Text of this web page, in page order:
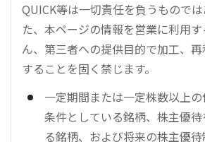
QUICK等は一切責任を負うもので
た、本ページの情報を営業に利用
ん、第三者への提供目的で加工、
することを固く禁じます。
一定期間または一定株数以上
条件としている銘柄、株主優
る銘柄、および将来の株主優待